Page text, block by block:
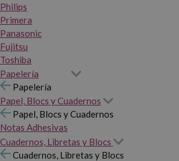
Philips
Primera
Panasonic
Fujitsu
Toshiba
Papelería
Papelería
Papel, Blocs y Cuadernos
Papel, Blocs y Cuadernos
Notas Adhesivas
Cuadernos, Libretas y Blocs
Cuadernos, Libretas y Blocs